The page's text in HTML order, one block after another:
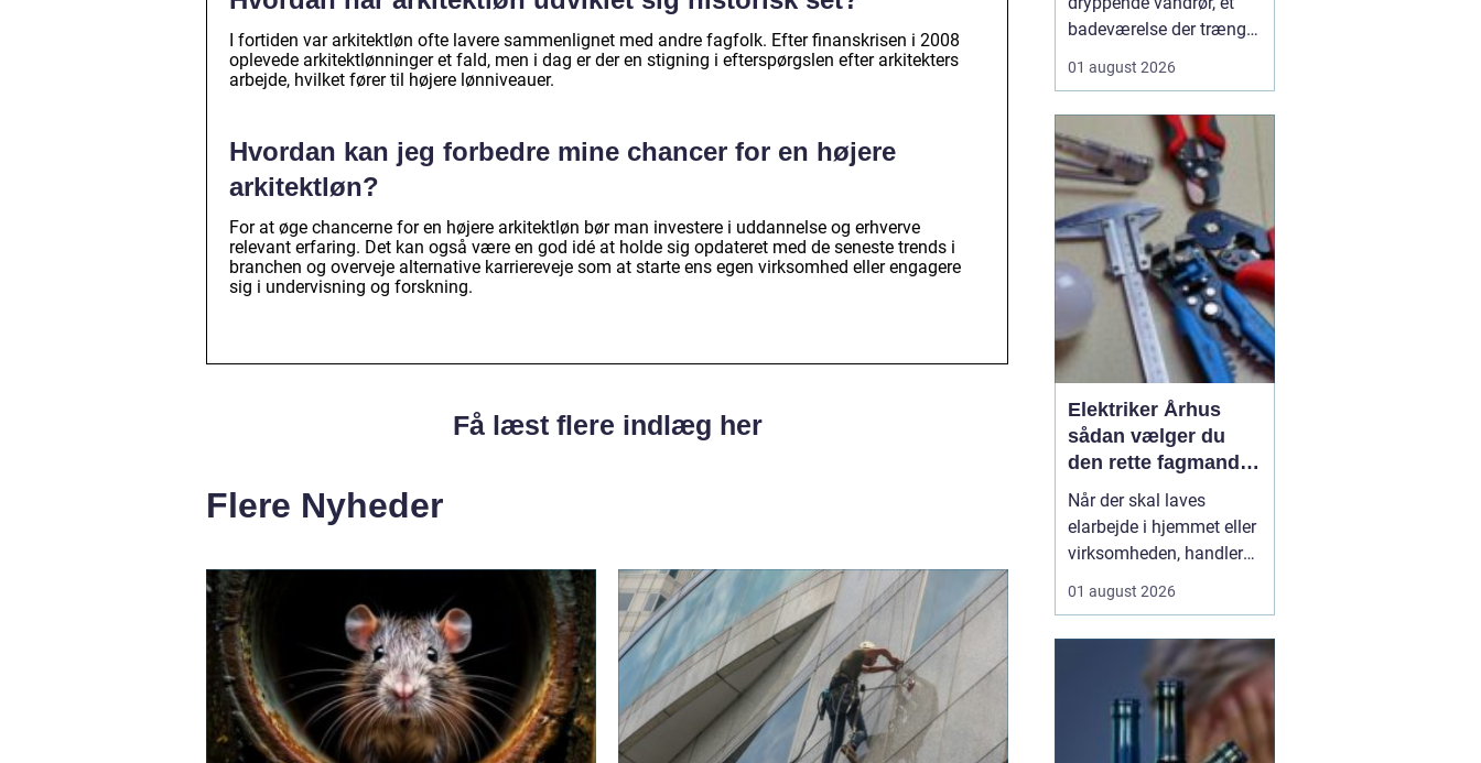
I fortiden var arkitektløn ofte lavere sammenlignet med andre fagfolk. Efter finanskrisen i 2008
oplevede arkitektlønninger et fald, men i dag er der en stigning i efterspørgslen efter arkitekters
arbejde, hvilket fører til højere lønniveauer.
Hvordan kan jeg forbedre mine chancer for en højere
arkitektløn?
For at øge chancerne for en højere arkitektløn bør man investere i uddannelse og erhverve
relevant erfaring. Det kan også være en god idé at holde sig opdateret med de seneste trends i
branchen og overveje alternative karriereveje som at starte ens egen virksomhed eller engagere
sig i undervisning og forskning.
Få læst flere indlæg her
Flere Nyheder
badeværelse der trænger
renovering, eller en
løbsk, er en pålidelig
VVS-installatør guld
værd. I Ringkøbing og
omegn spiller VVS-
firmaerne en central rolle
for både...
01 august 2026
Elektriker Århus
sådan vælger du
den rette fagmand
til opgaven
Når der skal laves
elarbejde i hjemmet eller
virksomheden, handler
Sikkerhed, kvalitet og
spiller en lige så stor
rolle. Mange søgerefter
en elektriker Århus
, men
hvad skal ...
01 august 2026